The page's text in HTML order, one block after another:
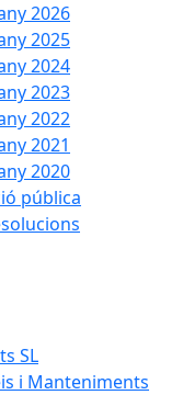
2026
2025
2024
2023
2022
2021
2020
pública
SL
i Manteniments